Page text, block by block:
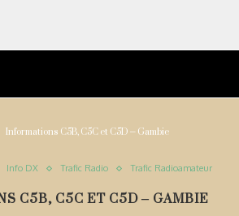
Informations C5B, C5C et C5D – Gambie
Info DX Trafic Radio Trafic Radioamateur
C5B, C5C ET C5D – GAMBIE